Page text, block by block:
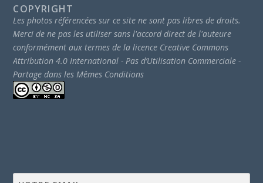
COPYRIGHT
Les photos référencées sur ce site ne sont pas libres de droits.
Merci de ne pas les utiliser sans l'accord direct de l'auteure
conformément aux termes de la licence Creative Commons
Attribution 4.0 International - Pas d’Utilisation Commerciale -
Partage dans les Mêmes Conditions